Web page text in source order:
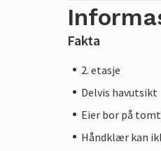
Fakta
2. etasje
Delvis havutsikt
Eier bor på
Håndklær kan